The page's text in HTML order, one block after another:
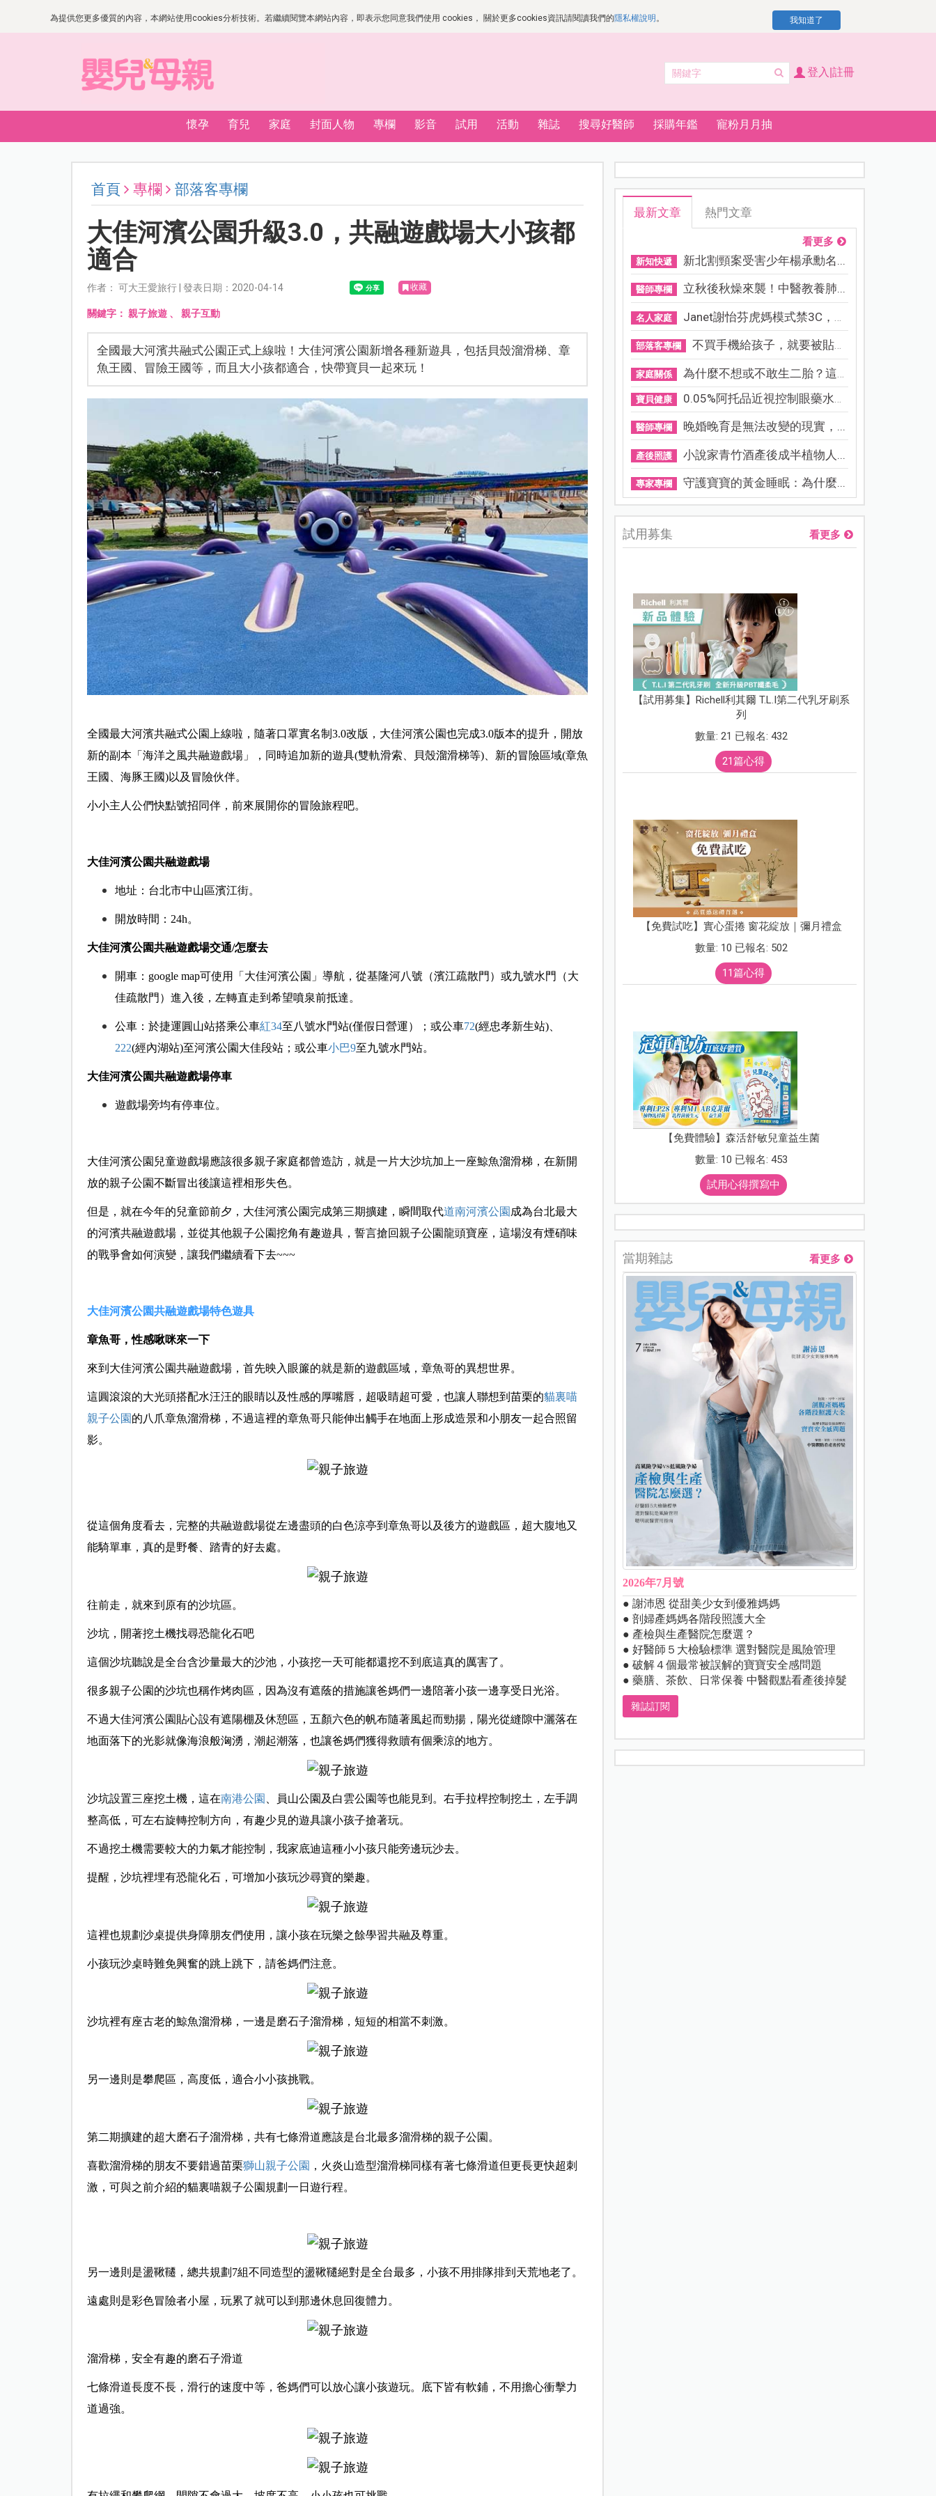
為提供您更多優質的內容，本網站使用cookies分析技術。若繼續閱覽本網站內容，即表示您同意我們使用 cookies， 關於更多cookies資訊請閱讀我們的隱私權說明 。 我知道了
登入|註冊
懷孕 育兒 家庭 封面人物 專欄 影音 試用 活動 雜誌 搜尋好醫師 採購年鑑 寵粉月月抽
首頁 專欄 部落客專欄
大佳河濱公園升級3.0，共融遊戲場大小孩都
適合
作者： 可大王愛旅行 | 發表日期：2020-04-14 收藏
關鍵字： 親子旅遊、 親子互動
全國最大河濱共融式公園正式上線啦！大佳河濱公園新增各種新遊具，包括貝殼溜滑梯、章
魚王國、冒險王國等，而且大小孩都適合，快帶寶貝一起來玩！
全國最大河濱共融式公園上線啦，隨著口罩實名制3.0改版，大佳河濱公園也完成3.0版本的提升，開放
新的副本「海洋之風共融遊戲場」，同時追加新的遊具(雙軌滑索、貝殼溜滑梯等)、新的冒險區域(章魚
王國、海豚王國)以及冒險伙伴。
小小主人公們快點號招同伴，前來展開你的冒險旅程吧。
大佳河濱公園共融遊戲場
地址：台北市中山區濱江街。
開放時間：24h。
大佳河濱公園共融遊戲場交通/怎麼去
開車：google map可使用「大佳河濱公園」導航，從基隆河八號（濱江疏散門）或九號水門（大
佳疏散門）進入後，左轉直走到希望噴泉前抵達。
公車：於捷運圓山站搭乘公車紅34至八號水門站(僅假日營運）；或公車72(經忠孝新生站)、
222(經內湖站)至河濱公園大佳段站；或公車小巴9至九號水門站。
大佳河濱公園共融遊戲場停車
遊戲場旁均有停車位。
大佳河濱公園兒童遊戲場應該很多親子家庭都曾造訪，就是一片大沙坑加上一座鯨魚溜滑梯，在新開
放的親子公園不斷冒出後讓這裡相形失色。
但是，就在今年的兒童節前夕，大佳河濱公園完成第三期擴建，瞬間取代道南河濱公園 成為台北最大
的河濱共融遊戲場，並從其他親子公園挖角有趣遊具，誓言搶回親子公園龍頭寶座，這場沒有煙硝味
的戰爭會如何演變，讓我們繼續看下去~~~
大佳河濱公園共融遊戲場特色遊具
章魚哥，性感啾咪來一下
來到大佳河濱公園共融遊戲場，首先映入眼簾的就是新的遊戲區域，章魚哥的異想世界。
這圓滾滾的大光頭搭配水汪汪的眼睛以及性感的厚嘴唇，超吸睛超可愛，也讓人聯想到苗栗的貓裏喵
親子公園 的八爪章魚溜滑梯，不過這裡的章魚哥只能伸出觸手在地面上形成造景和小朋友一起合照留
影。
從這個角度看去，完整的共融遊戲場從左邊盡頭的白色涼亭到章魚哥以及後方的遊戲區，超大腹地又
能騎單車，真的是野餐、踏青的好去處。
往前走，就來到原有的沙坑區。
沙坑，開著挖土機找尋恐龍化石吧
這個沙坑聽說是全台含沙量最大的沙池，小孩挖一天可能都還挖不到底這真的厲害了。
很多親子公園的沙坑也稱作烤肉區，因為沒有遮蔭的措施讓爸媽們一邊陪著小孩一邊享受日光浴。
不過大佳河濱公園貼心設有遮陽棚及休憩區，五顏六色的帆布隨著風起而勁揚，陽光從縫隙中灑落在
地面落下的光影就像海浪般洶湧，潮起潮落，也讓爸媽們獲得救贖有個乘涼的地方。
沙坑設置三座挖土機，這在南港公園
、員山公園及白雲公園等也能見到。右手拉桿控制挖土，左手調
整高低，可左右旋轉控制方向，有趣少見的遊具讓小孩子搶著玩。
不過挖土機需要較大的力氣才能控制，我家底迪這種小小孩只能旁邊玩沙去。
提醒，沙坑裡埋有恐龍化石，可增加小孩玩沙尋寶的樂趣。
這裡也規劃沙桌提供身障朋友們使用，讓小孩在玩樂之餘學習共融及尊重。
小孩玩沙桌時難免興奮的跳上跳下，請爸媽們注意。
沙坑裡有座古老的鯨魚溜滑梯，一邊是磨石子溜滑梯，短短的相當不刺激。
另一邊則是攀爬區，高度低，適合小小孩挑戰。
第二期擴建的超大磨石子溜滑梯，共有七條滑道應該是台北最多溜滑梯的親子公園。
喜歡溜滑梯的朋友不要錯過苗栗獅山親子公園 ，火炎山造型溜滑梯同樣有著七條滑道但更長更快超刺
激，可與之前介紹的貓裏喵親子公園規劃一日遊行程。
另一邊則是盪鞦韆，總共規劃7組不同造型的盪鞦韆絕對是全台最多，小孩不用排隊排到天荒地老了。
遠處則是彩色冒險者小屋，玩累了就可以到那邊休息回復體力。
溜滑梯，安全有趣的磨石子滑道
七條滑道長度不長，滑行的速度中等，爸媽們可以放心讓小孩遊玩。底下皆有軟鋪，不用擔心衝擊力
道過強。
最新文章 熱門文章
看更多
新知快遞 新北割頸案受害少年楊承勳名...
醫師專欄 立秋後秋燥來襲！中醫教養肺...
名人家庭 Janet謝怡芬虎媽模式禁3C，看...
部落客專欄 不買手機給孩子，就要被貼「...
家庭關係 為什麼不想或不敢生二胎？這8...
寶貝健康 0.05%阿托品近視控制眼藥水納...
醫師專欄 晚婚晚育是無法改變的現實，...
產後照護 小說家青竹酒產後成半植物人...
專家專欄 守護寶寶的黃金睡眠：為什麼...
試用募集 看更多
【試用募集】Richell利其爾 T.L.I第二代乳牙刷系
列
數量: 21 已報名: 432
21篇心得
【免費試吃】實心蛋捲 窗花綻放｜彌月禮盒
數量: 10 已報名: 502
11篇心得
【免費體驗】森活舒敏兒童益生菌
數量: 10 已報名: 453
試用心得撰寫中
當期雜誌 看更多
2026年7月號
● 謝沛恩 從甜美少女到優雅媽媽
● 剖婦產媽媽各階段照護大全
● 產檢與生產醫院怎麼選？
● 好醫師５大檢驗標準 選對醫院是風險管理
● 破解４個最常被誤解的寶寶安全感問題
● 藥膳、茶飲、日常保養 中醫觀點看產後掉髮
雜誌訂閱